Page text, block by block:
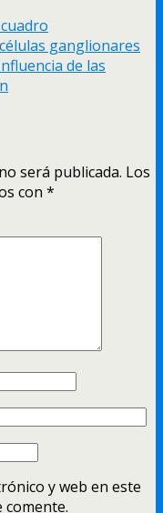
ganglionares
de las
será publicada. Los
con *
y web en este
comente.